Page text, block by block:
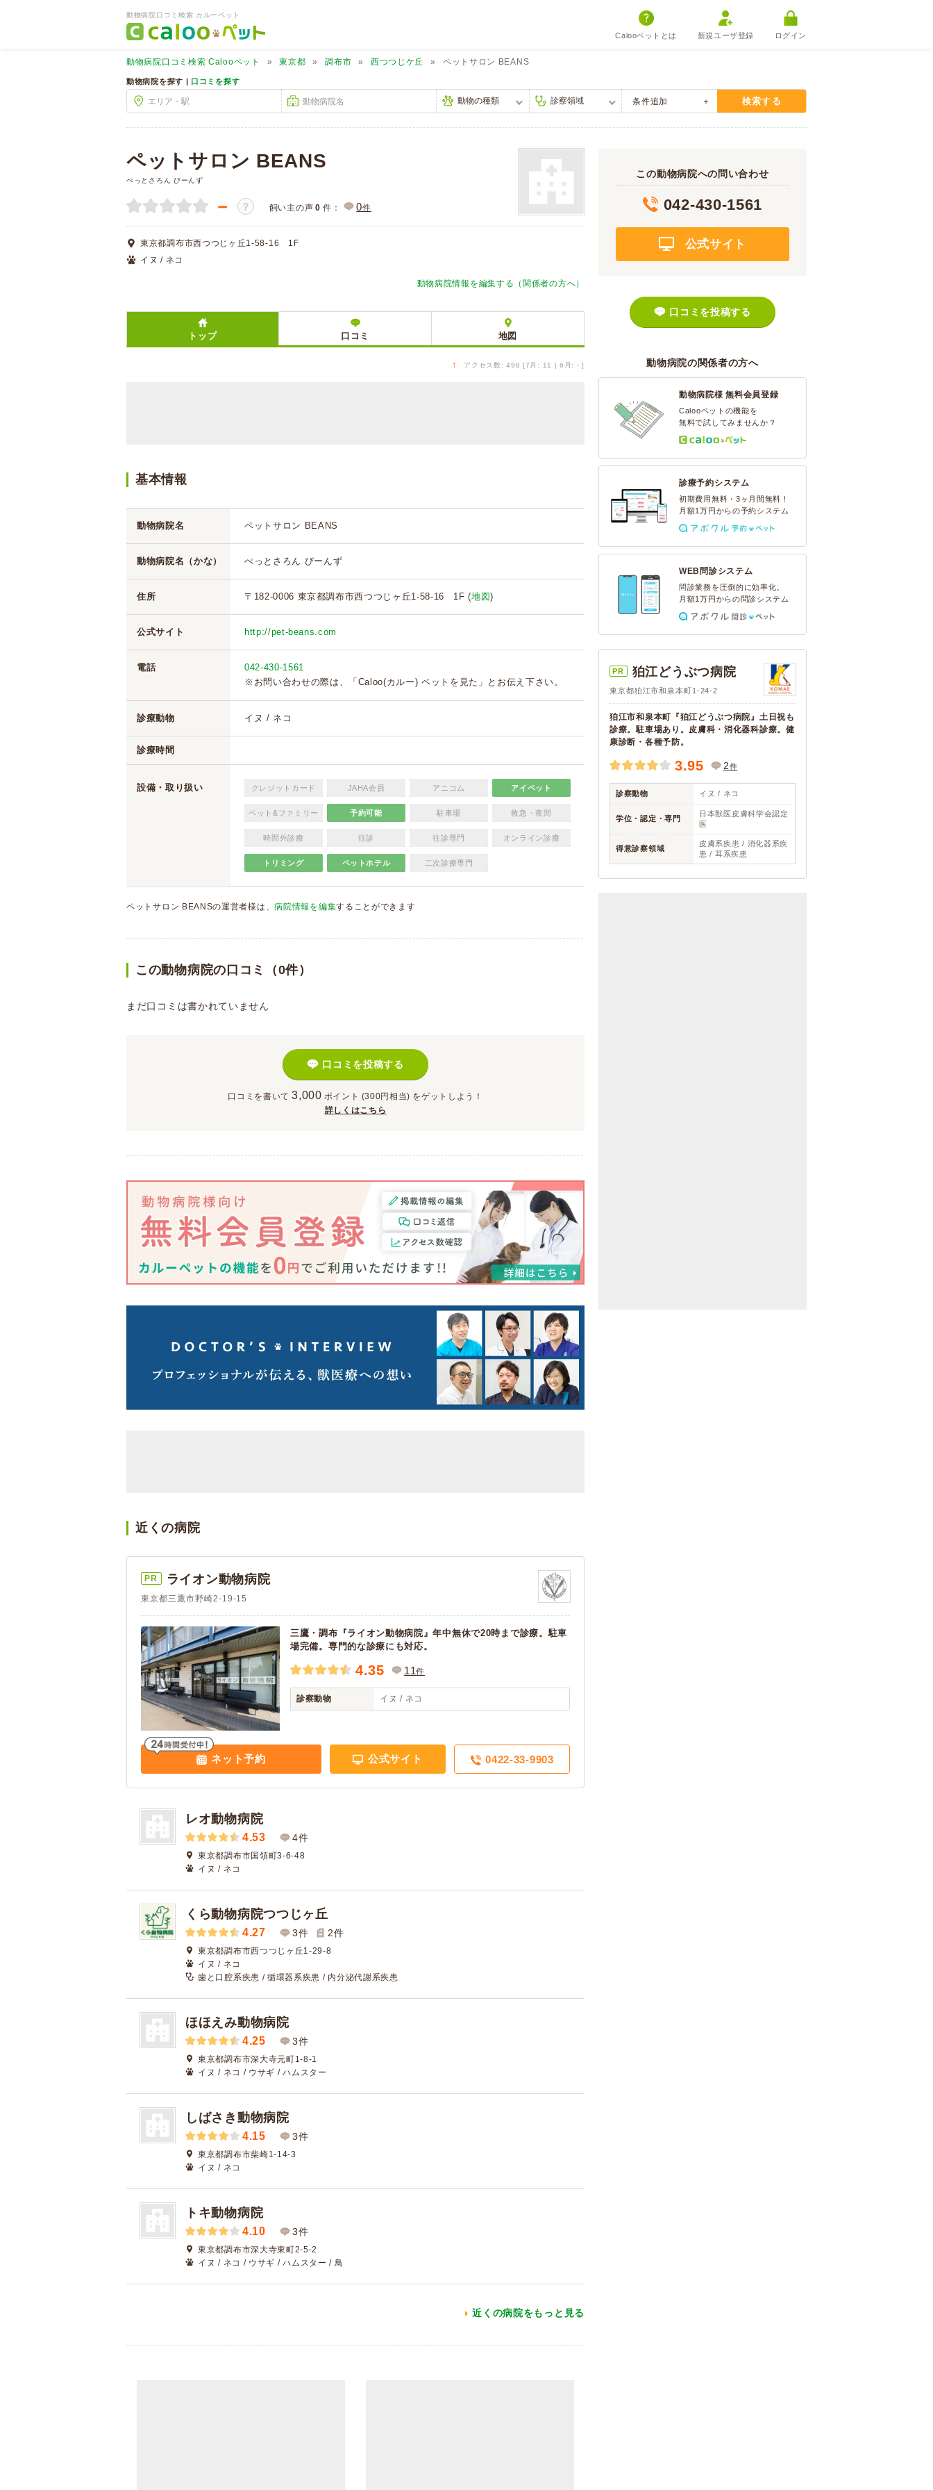
動物病院口コミ検索 カルーペット
Calooペットとは 新規ユーザ登録 ログイン
動物病院口コミ検索 Calooペット 東京都 調布市 西つつじケ丘 ペットサロン BEANS
動物病院を探す | 口コミを探す
条件追加 検索する
ペットサロン BEANS
ぺっとさろん びーんず
－ ？ 飼い主の声 0 件： 0件
東京都調布市西つつじヶ丘1-58-16 1F
イヌ / ネコ
動物病院情報を編集する（関係者の方へ）
トップ 口コミ 地図
↑ アクセス数: 498 [7月: 11 | 6月: - ]
基本情報
動物病院名 ペットサロン BEANS
動物病院名（かな） ぺっとさろん びーんず
住所 〒182-0006 東京都調布市西つつじヶ丘1-58-16 1F (地図)
公式サイト http://pet-beans.com
電話
042-430-1561
※お問い合わせの際は、「Caloo(カルー) ペットを見た」とお伝え下さい。
診療動物 イヌ / ネコ
診療時間
設備・取り扱い クレジットカード JAHA会員 アニコム アイペット
ペット&ファミリー 予約可能 駐車場 救急・夜間
時間外診療 往診 往診専門 オンライン診療
トリミング ペットホテル 二次診療専門
ペットサロン BEANSの運営者様は、病院情報を編集することができます
この動物病院の口コミ（0件）
まだ口コミは書かれていません
口コミを投稿する
口コミを書いて 3,000 ポイント (300円相当) をゲットしよう！
詳しくはこちら
近くの病院
PR ライオン動物病院
東京都三鷹市野崎2-19-15
三鷹・調布『ライオン動物病院』年中無休で20時まで診療。駐車
場完備。専門的な診療にも対応。
4.35 11件
診察動物 イヌ / ネコ
ネット予約 公式サイト 0422-33-9903
レオ動物病院
4.53 4件
東京都調布市国領町3-6-48
イヌ / ネコ
くら動物病院つつじヶ丘
4.27 3件 2件
東京都調布市西つつじヶ丘1-29-8
イヌ / ネコ
歯と口腔系疾患 / 循環器系疾患 / 内分泌代謝系疾患
ほほえみ動物病院
4.25 3件
東京都調布市深大寺元町1-8-1
イヌ / ネコ / ウサギ / ハムスター
しばさき動物病院
4.15 3件
東京都調布市柴崎1-14-3
イヌ / ネコ
トキ動物病院
4.10 3件
東京都調布市深大寺東町2-5-2
イヌ / ネコ / ウサギ / ハムスター / 鳥
近くの病院をもっと見る
この動物病院への問い合わせ
042-430-1561
公式サイト
口コミを投稿する
動物病院の関係者の方へ
動物病院様 無料会員登録
Calooペットの機能を
無料で試してみませんか？
診療予約システム
初期費用無料・3ヶ月間無料！
月額1万円からの予約システム
WEB問診システム
問診業務を圧倒的に効率化。
月額1万円からの問診システム
PR 狛江どうぶつ病院
東京都狛江市和泉本町1-24-2
狛江市和泉本町『狛江どうぶつ病院』土日祝も
診療。駐車場あり。皮膚科・消化器科診療。健
康診断・各種予防。
3.95 2件
診察動物 イヌ / ネコ
学位・認定・専門
日本獣医皮膚科学会認定
医
得意診察領域
皮膚系疾患 / 消化器系疾
患 / 耳系疾患